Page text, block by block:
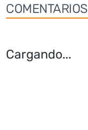
COMENTARIOS
Cargando...